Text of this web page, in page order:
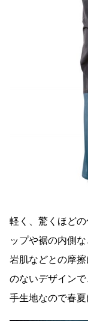
軽く、驚くほど
ップや裾の内側
岩肌などとの摩
のないデザイン
手生地なので春夏